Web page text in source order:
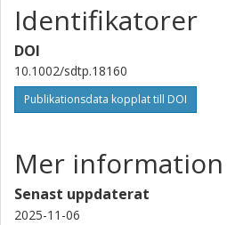
Identifikatorer
DOI
10.1002/sdtp.18160
Publikationsdata kopplat till DOI
Mer information
Senast uppdaterat
2025-11-06